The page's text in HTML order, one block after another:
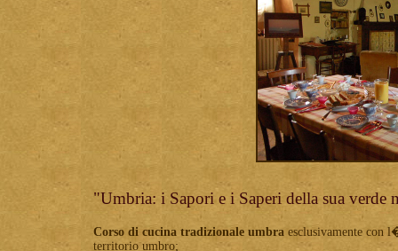
"Umbria: i Sapori e i Saperi della sua verde
Corso di cucina tradizionale umbraesclusivamente con
territorio umbro;